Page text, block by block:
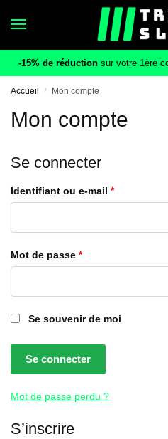
-15% de réduction sur votre 1ère
Accueil / Mon compte
Mon compte
Se connecter
Identifiant ou e-mail *Obligatoire
Mot de passe *Obligatoire
Se souvenir de moi
Se connecter
Mot de passe perdu ?
S’inscrire